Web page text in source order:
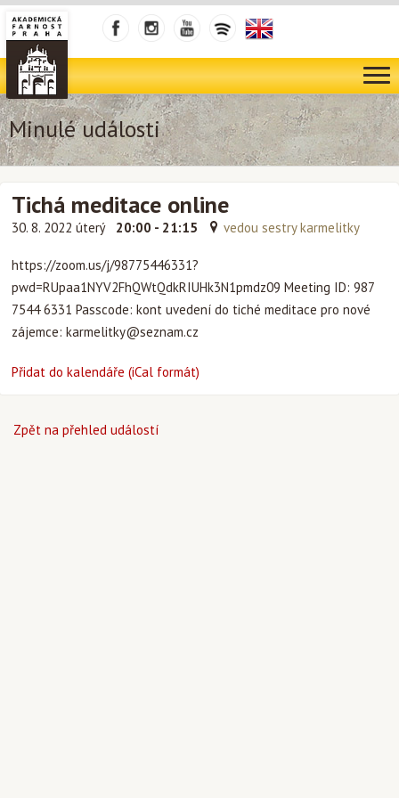
Minulé události
Tichá meditace online
30. 8. 2022 úterý 20:00 - 21:15 vedou sestry karmelitky
https://zoom.us/j/98775446331?
pwd=RUpaa1NYV2FhQWtQdkRIUHk3N1pmdz09 Meeting ID: 987
7544 6331 Passcode: kont uvedení do tiché meditace pro nové
zájemce: karmelitky@seznam.cz
Přidat do kalendáře (iCal formát)
Zpět na přehled událostí